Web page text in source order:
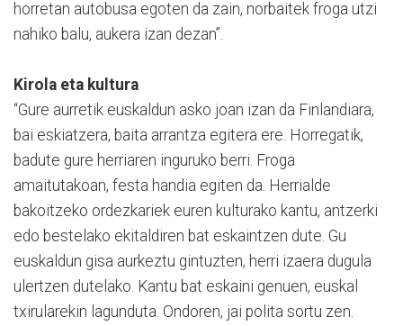
horretan autobusa egoten da zain, norbaitek froga utzi
nahiko balu, aukera izan dezan”.
Kirola eta kultura
“Gure aurretik euskaldun asko joan izan da Finlandiara,
bai eskiatzera, baita arrantza egitera ere. Horregatik,
badute gure herriaren inguruko berri. Froga
amaitutakoan, festa handia egiten da. Herrialde
bakoitzeko ordezkariek euren kulturako kantu, antzerki
edo bestelako ekitaldiren bat eskaintzen dute. Gu
euskaldun gisa aurkeztu gintuzten, herri izaera dugula
ulertzen dutelako. Kantu bat eskaini genuen, euskal
txirularekin lagunduta. Ondoren, jai polita sortu zen.